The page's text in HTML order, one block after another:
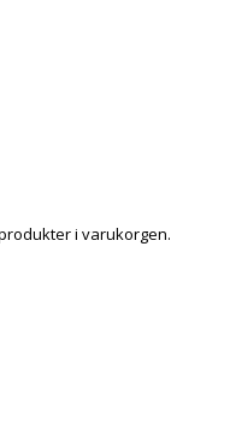
i varukorgen.